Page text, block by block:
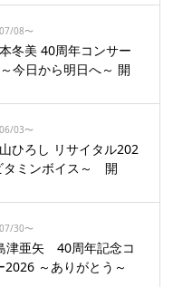
08〜
美 40周年コンサー
今日から明日へ～ 開
03〜
ろし リサイタル202
タミンボイス～ 開
30〜
亜矢 40周年記念コ
2026 ～ありがとう～